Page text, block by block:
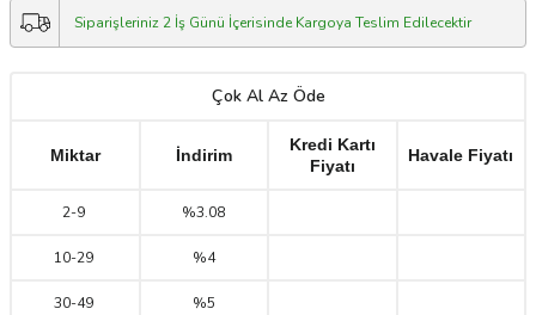
Siparişleriniz 2 İş Günü İçerisinde Kargoya Teslim Edilecektir
Çok Al Az Öde
Miktar İndirim
Kredi Kartı
Fiyatı
Havale Fiyatı
2-9 %3.08
10-29 %4
30-49 %5